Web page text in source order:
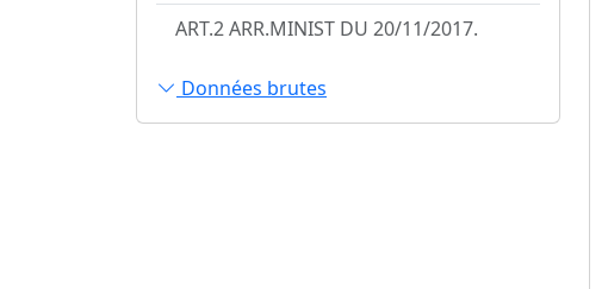
ART.2 ARR.MINIST DU 20/11/2017.
Données brutes